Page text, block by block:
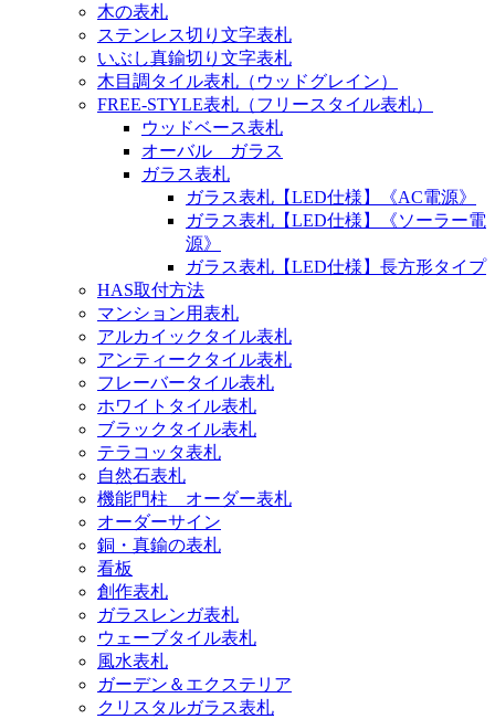
木の表札
ステンレス切り文字表札
いぶし真鍮切り文字表札
木目調タイル表札（ウッドグレイン）
FREE-STYLE表札（フリースタイル表札）
ウッドベース表札
オーバル ガラス
ガラス表札
ガラス表札【LED仕様】《AC電源》
ガラス表札【LED仕様】《ソーラー電
源》
ガラス表札【LED仕様】長方形タイプ
HAS取付方法
マンション用表札
アルカイックタイル表札
アンティークタイル表札
フレーバータイル表札
ホワイトタイル表札
ブラックタイル表札
テラコッタ表札
自然石表札
機能門柱 オーダー表札
オーダーサイン
銅・真鍮の表札
看板
創作表札
ガラスレンガ表札
ウェーブタイル表札
風水表札
ガーデン＆エクステリア
クリスタルガラス表札